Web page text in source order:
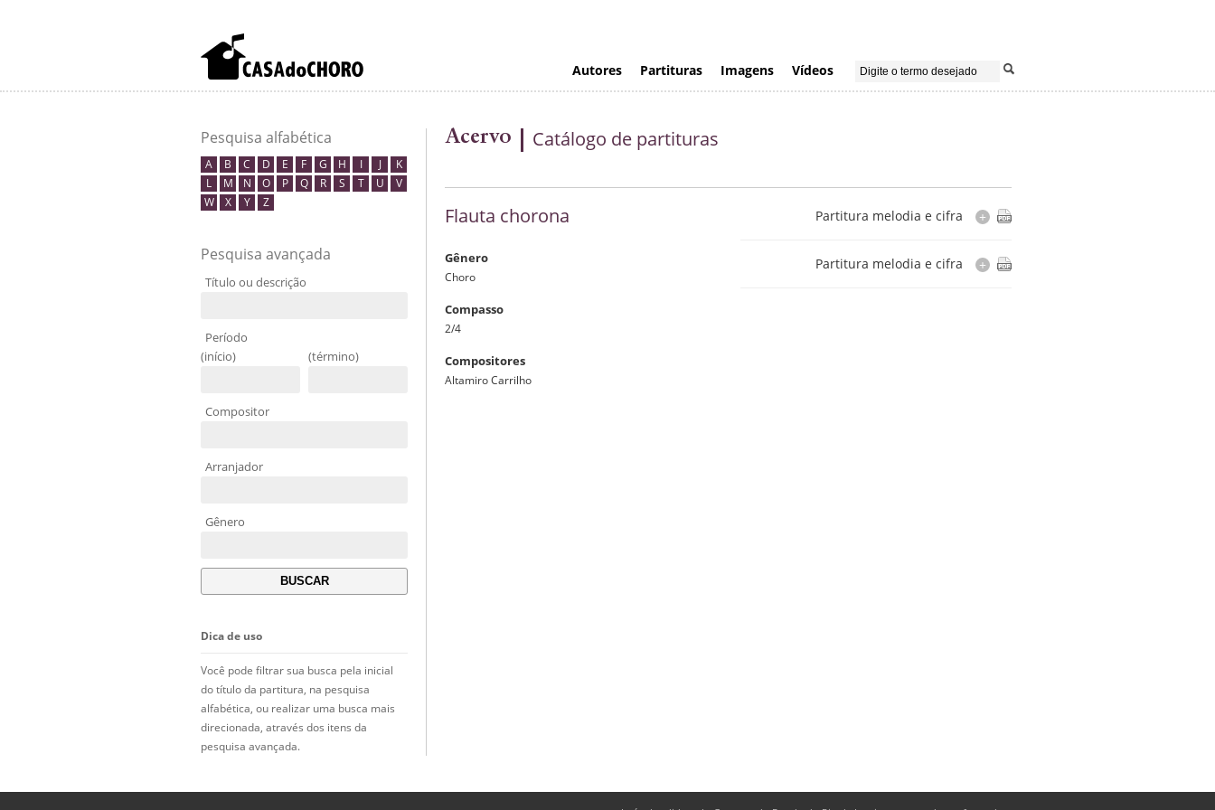
Autores Partituras Imagens Vídeos
Pesquisa alfabética
A B C D E F G H I J
K
L
M N O P Q R S T U
V
W
X Y Z
Pesquisa avançada
Título ou descrição
Período
(início)
(término)
Compositor
Arranjador
Gênero
Dica de uso
Você pode filtrar sua busca pela inicial
do título da partitura, na pesquisa
alfabética, ou realizar uma busca mais
direcionada, através dos itens da
pesquisa avançada.
Acervo Catálogo de partituras
Flauta chorona
Gênero
Choro
Compasso
2/4
Compositores
Altamiro Carrilho
Partitura melodia e cifra +
Instrumentação
Partitura melodia e cifra +